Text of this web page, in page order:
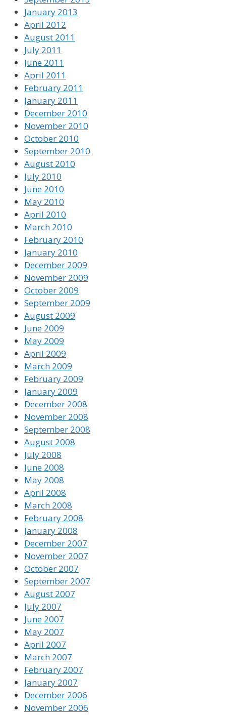
January 2013
April 2012
August 2011
July 2011
June 2011
April 2011
February 2011
January 2011
December 2010
November 2010
October 2010
September 2010
August 2010
July 2010
June 2010
May 2010
April 2010
March 2010
February 2010
January 2010
December 2009
November 2009
October 2009
September 2009
August 2009
June 2009
May 2009
April 2009
March 2009
February 2009
January 2009
December 2008
November 2008
September 2008
August 2008
July 2008
June 2008
May 2008
April 2008
March 2008
February 2008
January 2008
December 2007
November 2007
October 2007
September 2007
August 2007
July 2007
June 2007
May 2007
April 2007
March 2007
February 2007
January 2007
December 2006
November 2006